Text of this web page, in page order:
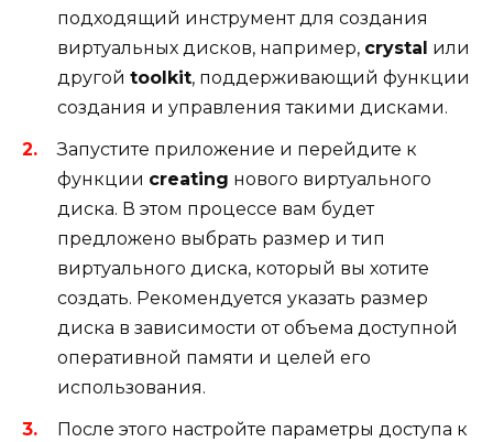
подходящий инструмент для создания
виртуальных дисков, например, crystal или
другой toolkit, поддерживающий функции
создания и управления такими дисками.
Запустите приложение и перейдите к
функции creating нового виртуального
диска. В этом процессе вам будет
предложено выбрать размер и тип
виртуального диска, который вы хотите
создать. Рекомендуется указать размер
диска в зависимости от объема доступной
оперативной памяти и целей его
использования.
После этого настройте параметры доступа к